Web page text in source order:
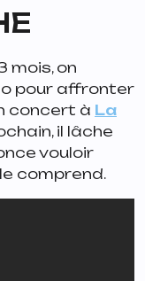
mois, on
pour affronter
concert à La
il lâche
vouloir
le comprend.